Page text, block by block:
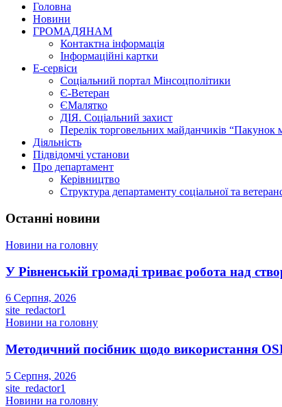
Головна
Новини
ГРОМАДЯНАМ
Контактна інформація
Інформаційні картки
Е-сервіси
Соціальний портал Мінсоцполітики
Є-Ветеран
ЄМалятко
ДІЯ. Соціальний захист
Перелік торговельних майданчиків “Пакунок
Діяльність
Підвідомчі установи
Про департамент
Керівництво
Структура департаменту соціальної та
Останні новини
Новини на головну
У Рівненській громаді триває робота над
6 Серпня, 2026
site_redactor1
Новини на головну
Методичний посібник щодо використання
5 Серпня, 2026
site_redactor1
Новини на головну